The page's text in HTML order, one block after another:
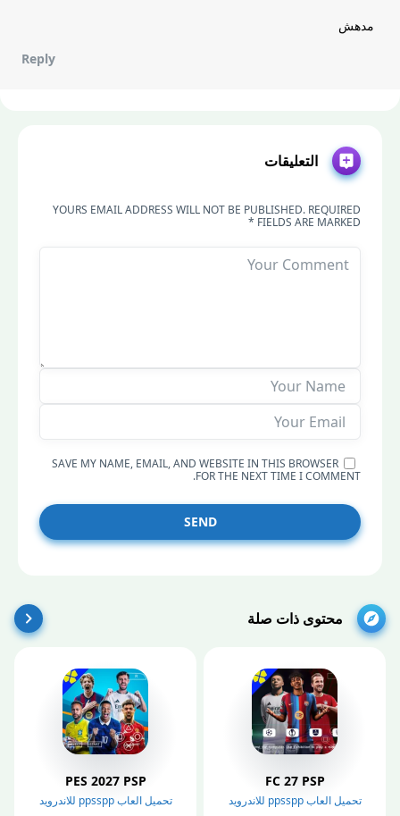
مدهش
Reply
التعليقات
YOURS EMAIL ADDRESS WILL NOT BE PUBLISHED. REQUIRED
FIELDS ARE MARKED *
SAVE MY NAME, EMAIL, AND WEBSITE IN THIS BROWSER
FOR THE NEXT TIME I COMMENT.
SEND
محتوى ذات صلة
FC 27 PSP
تحميل العاب ppsspp للاندرويد
PES 2027 PSP
تحميل العاب ppsspp للاندرويد